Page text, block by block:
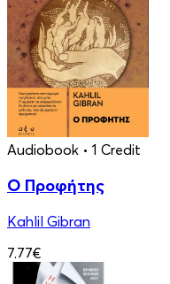
Audiobook • 1 Credit
Ο Προφήτης
Kahlil Gibran
7.77€